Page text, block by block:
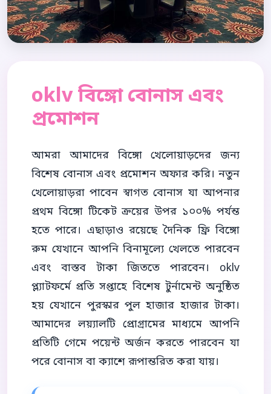
oklv বিঙ্গো বোনাস এবং
প্রমোশন
আমরা আমাদের বিঙ্গো খেলোয়াড়দের জন্য
বিশেষ বোনাস এবং প্রমোশন অফার করি। নতুন
খেলোয়াড়রা পাবেন স্বাগত বোনাস যা আপনার
প্রথম বিঙ্গো টিকেট ক্রয়ের উপর ১০০% পর্যন্ত
হতে পারে। এছাড়াও রয়েছে দৈনিক ফ্রি বিঙ্গো
রুম যেখানে আপনি বিনামূল্যে খেলতে পারবেন
এবং বাস্তব টাকা জিততে পারবেন। oklv
প্ল্যাটফর্মে প্রতি সপ্তাহে বিশেষ টুর্নামেন্ট অনুষ্ঠিত
হয় যেখানে পুরস্কার পুল হাজার হাজার টাকা।
আমাদের লয়্যালটি প্রোগ্রামের মাধ্যমে আপনি
প্রতিটি গেমে পয়েন্ট অর্জন করতে পারবেন যা
পরে বোনাস বা ক্যাশে রূপান্তরিত করা যায়।